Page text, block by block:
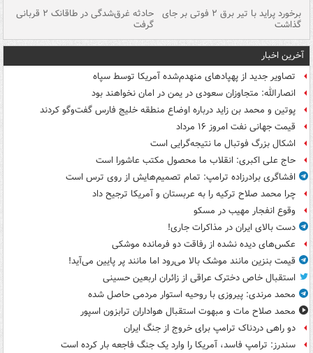
برخورد پراید با تیر برق ۲ فوتی بر جای
گذاشت
حادثه غرق‌شدگی در طاقانک ۲ قربانی
گرفت
آخرین اخبار
تصاویر جدید از پهپادهای منهدم‌شده آمریکا توسط سپاه
انصارالله: متجاوزان سعودی در یمن در امان نخواهند بود
پوتین و محمد بن زاید درباره اوضاع منطقه خلیج فارس گفت‌وگو کردند
قیمت جهانی نفت امروز ۱۶ مرداد
اشکال بزرگ فوتبال ما نتیجه‌گرایی است
حاج علی اکبری: انقلاب ما محصول مکتب عاشورا است
افشاگری برادرزاده ترامپ: تمام تصمیم‌هایش از روی ترس است
چرا محمد صلاح ترکیه را به عربستان و آمریکا ترجیح داد
وقوع انفجار مهیب در مسکو
دست بالای ایران در مذاکرات جاری!
عکس‌های دیده نشده از رفاقت دو فرمانده‌ موشکی
قیمت بنزین مانند موشک بالا می‌رود اما مانند پر پایین می‌آید!
استقبال خاص دخترک عراقی از زائران اربعین حسینی
محمد مرندی: پیروزی با روحیه استوار مردمی حاصل شده
محمد صلاح مات و مبهوت استقبال هواداران ترابزون اسپور
دو راهی دردناک ترامپ برای خروج از جنگ ایران
سندرز: ترامپ فاسد، آمریکا را وارد یک جنگ فاجعه بار کرده است